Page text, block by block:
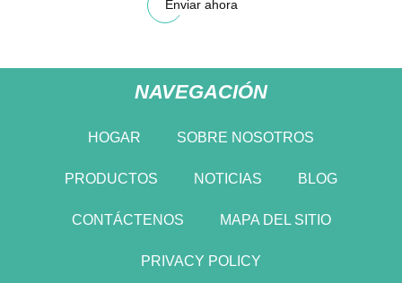
Enviar ahora
NAVEGACIÓN
HOGAR SOBRE NOSOTROS
PRODUCTOS NOTICIAS BLOG
CONTÁCTENOS MAPA DEL SITIO
PRIVACY POLICY